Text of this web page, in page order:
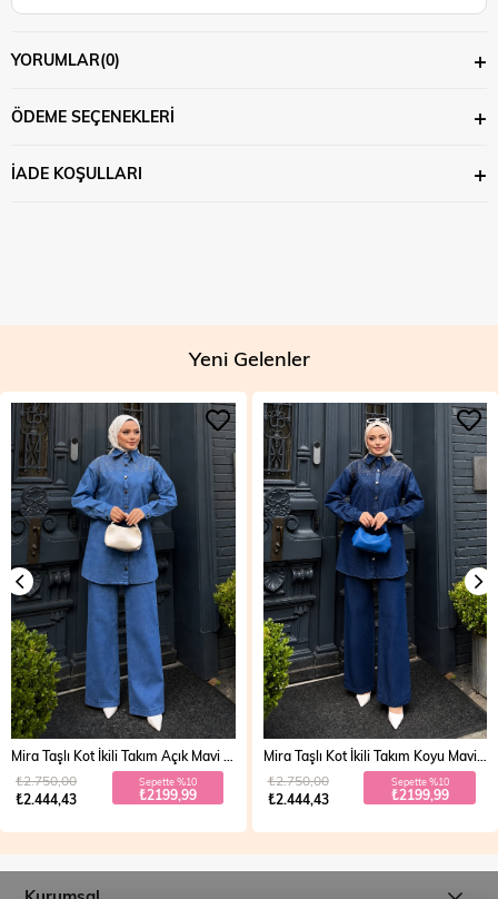
YORUMLAR(0)
ÖDEME SEÇENEKLERI
İADE KOŞULLARI
Yeni Gelenler
₺2.444,43
₺2.750,00 Sepette %10
₺2199,99
Mira Taşlı Kot İkili Takım Koyu Mavi 19286
₺2.444,43
₺2.750,00 Sepette %10
₺2199,99